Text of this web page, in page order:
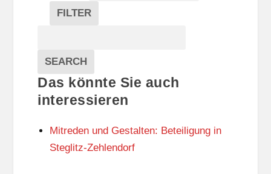
A
A
L
T
U
N
S
O
FILTER
E
G
O
R
N
Veranstaltungen
SEARCH
Das könnte Sie auch
interessieren
Mitreden und Gestalten: Beteiligung in
Steglitz-Zehlendorf